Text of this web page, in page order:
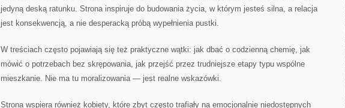
jedyną deską ratunku. Strona inspiruje do budowania życia, w którym jesteś silna, a relacja
jest konsekwencją, a nie desperacką próbą wypełnienia pustki.
W treściach często pojawiają się też praktyczne wątki: jak dbać o codzienną chemię, jak
mówić o potrzebach bez skrępowania, jak przejść przez trudniejsze etapy typu wspólne
mieszkanie. Nie ma tu moralizowania — jest realne wskazówki.
Strona wspiera również kobiety, które zbyt często trafiały na emocjonalnie niedostępnych